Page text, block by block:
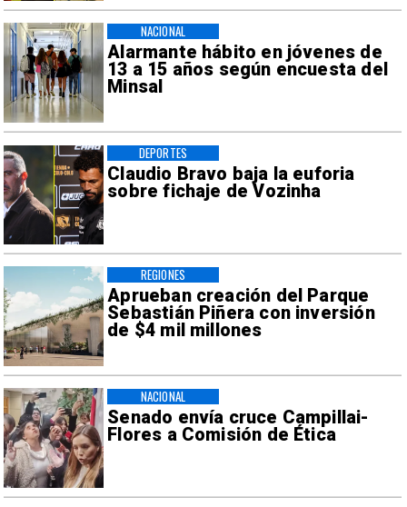
Alarmante hábito en jóvenes de
13 a 15 años según encuesta del
Minsal
NACIONAL
Claudio Bravo baja la euforia
sobre fichaje de Vozinha
DEPORTES
Aprueban creación del Parque
Sebastián Piñera con inversión
de $4 mil millones
REGIONES
Senado envía cruce Campillai-
Flores a Comisión de Ética
NACIONAL